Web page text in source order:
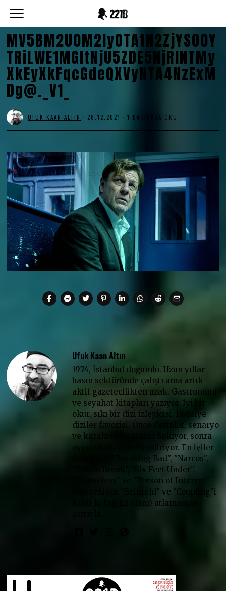
MV5BM2U0M2IyOTAtN2ZjYS00Y
TRiLWE1MGItNjU5ZDE5NjRlNTMy
XkEyXkFqcGdeQXVyNTA4NzExM
Dg@._V1_
UFUK KAAN ALTIN 28.12.2021 1 DAKIKADA OKU
Ufuk Kaan Altın
1974, İstanbul doğumlu. Uzun yıllar
basın sektöründe çalıştı ama artık
aktif gazetecilikten uzak. Gastronomi
ve seyahat kitapları yazıyor. İyi bir
okur, sıkı bir dizi izleyicisi. Polisiye
diziler favorisi. Önce derinlik, senaryo
ve karakter inşaasına bakıyor, sonra
oyunculuğu değerlendiriyor. En iyiler
listesinde "Breaking Bad", "Narcos",
"Prison Break", "Six Feet Under".
"Shameless" ve "Person of Interest"
başı çekiyor. "Seinfeld" ve "Coupling"i
(tabii ki İngiliz olanı) atlamamak